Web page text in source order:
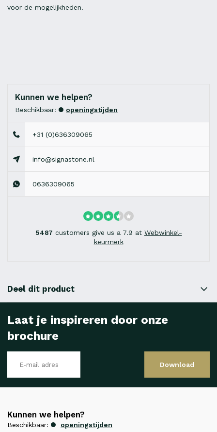
voor de mogelijkheden.
Kunnen we helpen?
Beschikbaar: openingstijden
+31 (0)636309065
info@signastone.nl
0636309065
5487 customers give us a 7.9 at Webwinkel-
keurmerk
Deel dit product
Laat je inspireren door onze
brochure
Download
Kunnen we helpen?
Beschikbaar: openingstijden